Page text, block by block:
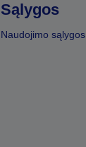
Sąlygos
Naudojimo sąlygos